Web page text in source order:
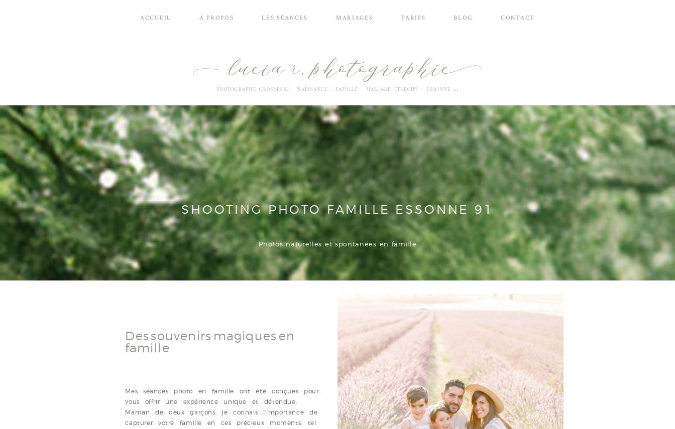
ACCUEIL À PROPOS LES SÉANCES MARIAGES TARIFS BLOG CONTACT
PHOTOGRAPHE GROSSESSE · NAISSANCE · FAMILLE · MARIAGE ETRECHY - ESSONNE 91
SHOOTING PHOTO FAMILLE ESSONNE 91
Photos naturelles et spontanées en famille
Des souvenirs magiques en
famille
Mes séances photo en famille ont été conçues pour
vous offrir une expérience unique et détendue.
Maman de deux garçons, je connais l'importance de
capturer votre famille en ces précieux moments, tel